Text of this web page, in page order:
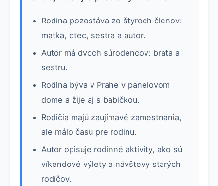
Rodina pozostáva zo štyroch členov:
matka, otec, sestra a autor.
Autor má dvoch súrodencov: brata a
sestru.
Rodina býva v Prahe v panelovom
dome a žije aj s babičkou.
Rodičia majú zaujímavé zamestnania,
ale málo času pre rodinu.
Autor opisuje rodinné aktivity, ako sú
víkendové výlety a návštevy starých
rodičov.